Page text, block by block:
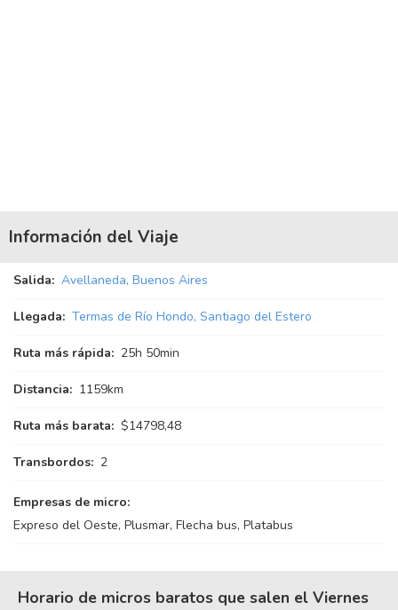
Información del Viaje
Salida: Avellaneda, Buenos Aires
Llegada: Termas de Río Hondo, Santiago del Estero
Ruta más rápida: 25h 50min
Distancia: 1159km
Ruta más barata: $14798,48
Transbordos: 2
Empresas de micro:
Expreso del Oeste, Plusmar, Flecha bus, Platabus
Horario de micros baratos que salen el Viernes